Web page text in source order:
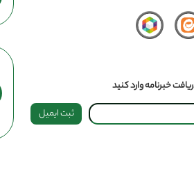
خبرنامه وارد کنید
ثبت ایمیل